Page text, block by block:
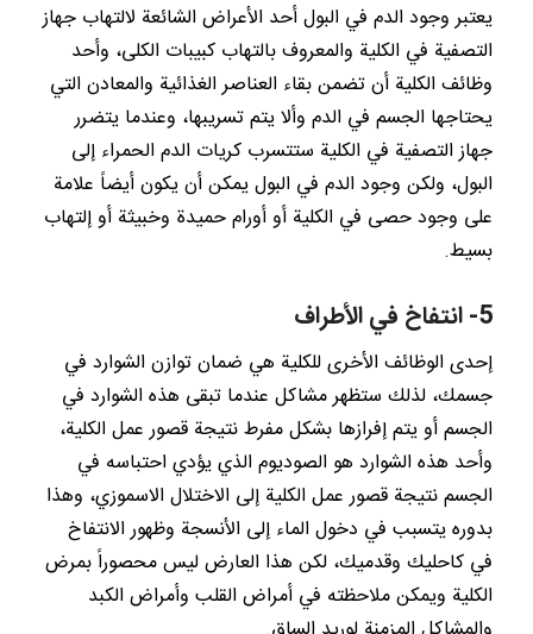
يعتبر وجود الدم في البول أحد الأعراض الشائعة لالتهاب جهاز
التصفية في الكلية والمعروف بالتهاب كبيبات الكلى، وأحد
وظائف الكلية أن تضمن بقاء العناصر الغذائية والمعادن التي
يحتاجها الجسم في الدم وألا يتم تسريبها، وعندما يتضرر
جهاز التصفية في الكلية ستتسرب كريات الدم الحمراء إلى
البول، ولكن وجود الدم في البول يمكن أن يكون أيضاً علامة
على وجود حصى في الكلية أو أورام حميدة وخبيثة أو إلتهاب
بسيط.
5- انتفاخ في الأطراف
إحدى الوظائف الأخرى للكلية هي ضمان توازن الشوارد في
جسمك، لذلك ستظهر مشاكل عندما تبقى هذه الشوارد في
الجسم أو يتم إفرازها بشكل مفرط نتيجة قصور عمل الكلية،
وأحد هذه الشوارد هو الصوديوم الذي يؤدي احتباسه في
الجسم نتيجة قصور عمل الكلية إلى الاختلال الاسموزي، وهذا
بدوره يتسبب في دخول الماء إلى الأنسجة وظهور الانتفاخ
في كاحليك وقدميك، لكن هذا العارض ليس محصوراً بمرض
الكلية ويمكن ملاحظته في أمراض القلب وأمراض الكبد